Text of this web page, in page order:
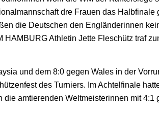
dre Frauen das Halbfinale
die Deutschen den Engländerinnen
HAMBURG Athletin Jette Fleschütz traf
und dem 8:0 gegen Wales in der
des Turniers. Im Achtelfinale
die amtierenden Weltmeisterinnen mit 4:1